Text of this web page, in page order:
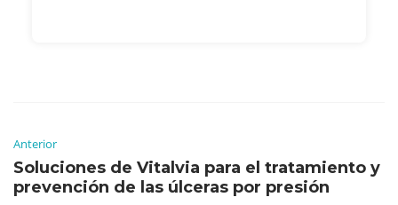
Anterior
Soluciones de Vitalvia para el tratamiento y
prevención de las úlceras por presión